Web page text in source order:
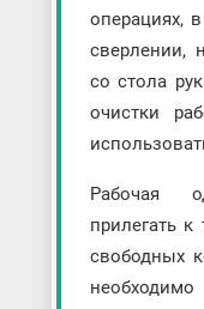
операциях,
сверлении,
со стола
очистки
Рабочая
прилегать к
свободных